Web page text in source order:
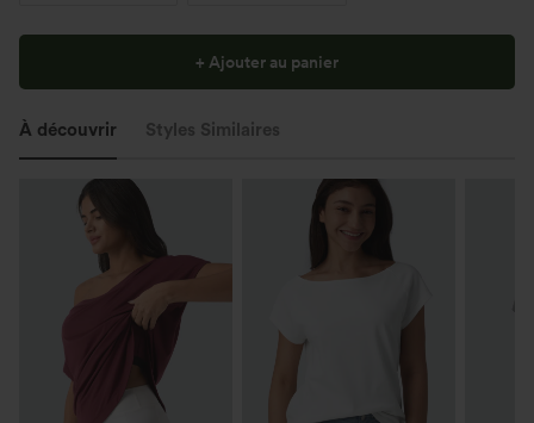
+ Ajouter au panier
À découvrir Styles Similaires